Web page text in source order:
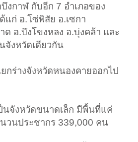
งกาฬ กับอีก 7 อำเภอของ
แก่ อ.โซ่พิสัย อ.เซกา
ด อ.บึงโขงหลง อ.บุ่งคล้า และ
จังหวัดเดียวกัน
กร่างจังหวัดหนองคายออกไป
นจังหวัดขนาดเล็ก มีพื้นที่แค่
วนประชากร 339,000 คน